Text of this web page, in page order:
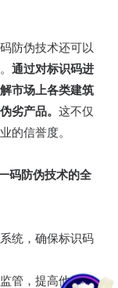
防伪技术还可以
通过对标识码进
市场上各类建筑
劣产品。 这不仅
的信誉度。
码防伪技术的全
统，确保标识码
管，提高他们的